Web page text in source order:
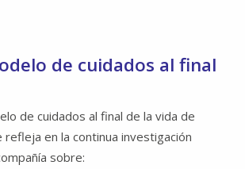
de cuidados al final
de cuidados al final de la vida de
refleja en la continua investigación
sobre: